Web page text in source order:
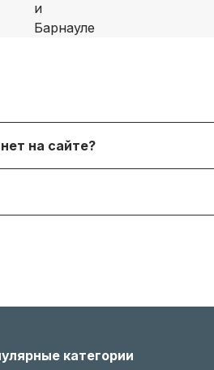
на сайте?
категории